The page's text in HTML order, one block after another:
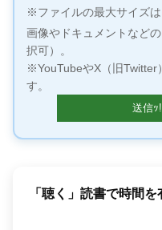
※ファイルの最大サイズは
画像やドキュメントなど
択可）。
※YouTubeやX（旧Twitter
す。
何百万もの曲が聴き放